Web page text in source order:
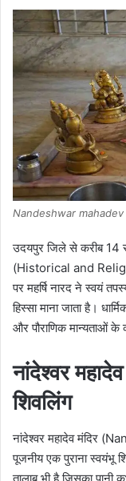
Nandeshwar
उदयपुर जिले से करीब 14
(Historical and
पर महर्षि नारद ने स्वयं
हिस्सा माना जाता है।
और पौराणिक मान्यताओं के
नांदेश्वर
शिवलिंग
नांदेश्वर महादेव मंदिर
पूजनीय एक पुराना स्वयंभू